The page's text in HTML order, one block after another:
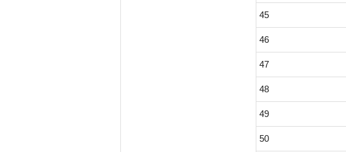
45
46
47
48
49
50